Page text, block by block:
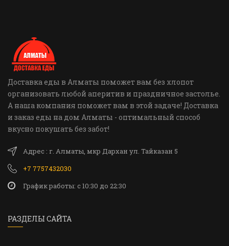
Доставка еды в Алматы поможет вам без хлопот
организовать любой аперитив и праздничное застолье.
А наша компания поможет вам в этой задаче! Доставка
и заказ еды на дом Алматы - оптимальный способ
вкусно покушать без забот!
Адрес : г. Алматы, мкр Дархан ул. Тайказан 5
+7 7757432030
График работы: c 10:30 до 22:30
РАЗДЕЛЫ САЙТА